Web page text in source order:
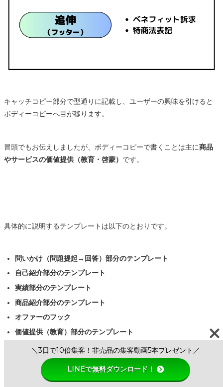
キャッチコピー部分で型通りに記載し、ユーザーの興味を引けると
ボディーコピーへ目が移ります。
冒頭でもお伝えしましたが、ボディーコピーで書くことは主に商品
やサービスの価値提供（教育・啓蒙） です。
具体的に説明するテンプレートは以下のとおりです。
問いかけ（問題提起→回答）部分のテンプレート
自己紹介部分のテンプレート
実績部分のテンプレート
商品紹介部分のテンプレート
オファーのフック
価値提供（教育）部分のテンプレート
＼3日で10倍集客！非売品の集客動画5本プレゼント／
LINEで無料ダウンロード！